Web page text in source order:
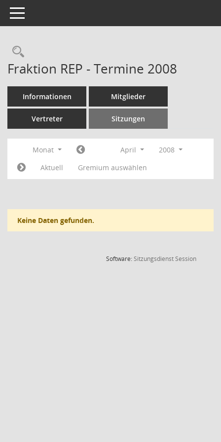
Toggle navigation
Rechercheauswahl
Fraktion REP - Termine 2008
Informationen Mitglieder
Vertreter Sitzungen
Monat April
2008
Aktuell
Gremium auswählen
Keine Daten gefunden.
Software:SitzungsdienstSession(Wird in